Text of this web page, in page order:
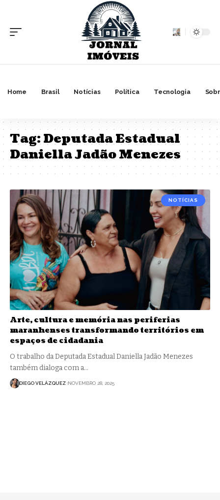
Home Brasil Notícias Política Tecnologia
Tag:Deputada Estadual
Daniella Jadão Menezes
NOTÍCIAS
Arte, cultura e memória nas periferias
maranhenses transformando territórios em
espaços de cidadania
O trabalho da Deputada Estadual Daniella Jadão Menezes
também dialoga com a…
DIEGO VELÁZQUEZ NOVEMBRO 28, 2025